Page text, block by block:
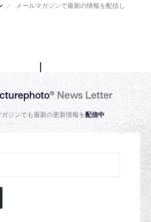
／
メールマガジンで最新の情報を配信し
News Letter
ガジンでも最新の更新情報を配信中